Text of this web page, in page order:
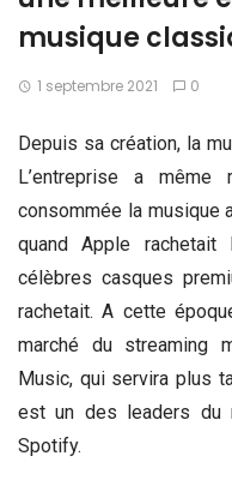
musique
1 septembre 2021 0
Depuis sa création, la
L’entreprise a
consommée la musique
quand Apple
célèbres casques
rachetait. A cette
marché du streaming
Music, qui servira plus
est un des leaders du
Spotify.